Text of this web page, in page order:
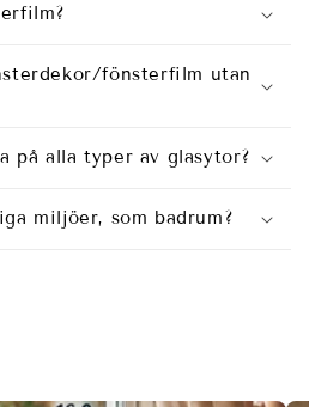
fönsterfilm utan
på alla typer av glasytor?
miljöer, som badrum?